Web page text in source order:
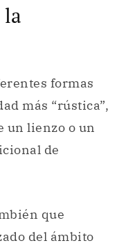
la
formas
más “rústica”,
un lienzo o un
de
que
del ámbito